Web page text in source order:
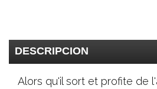
DESCRIPCION
Alors qu'il sort et profite de